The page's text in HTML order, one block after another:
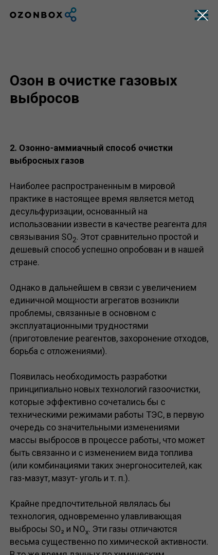
Озон в очистке газовых
выбросов
2. Озонно-аммиачный способ очистки
выбросных газов
Наиболее распространенным в мировой
практике в настоящее время является метод
десульфуризации, основанный на
использовании извести в качестве реагента для
связывания SO2. Этот сравнительно простой и
дешевый способ успешно опробован и в нашей
стране.
Однако в дальнейшем в связи с увеличением
единичной мощности агрегатов возникли
проблемы, связанные в основном с
эксплуатационными трудностями
(приготовление реагентов, захоронение отходов,
борьба с отложениями).
Появилась необходимость разработки
принципиально новых технологий газоочистки,
которые эффективно сочетались бы с
техническими режимами работы ТЭС, в первую
очередь со значительными изменениями
массы выбросов в процессе работы, что может
быть связанно и с изменением вида топлива
(или комбинациями таких энергоносителей, как
газ-мазут, мазут- уголь и т. п.).
Крайне предпочтительной являлась бы
технология, одновременно улавливающая
выбросы SO₂ и NOx. Эти газы отличаются
весьма существенно по химической активности.